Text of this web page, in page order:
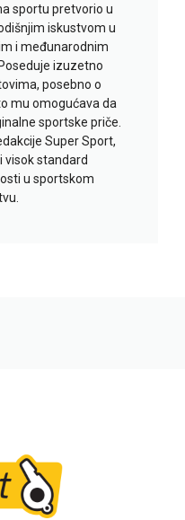
sportu pretvorio u
iskustvom u
i međunarodnim
izuzetno
posebno o
mu omogućava da
sportske priče.
Super Sport,
visok standard
u sportskom